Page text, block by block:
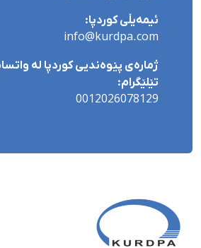
ئیمەیڵی کوردپا:
info@kurdpa.com
ژمارەی پێوەندیی کوردپا لە
تێلێگرام:
0012026078129